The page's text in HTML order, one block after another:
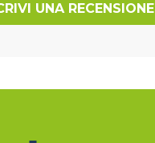
UNA RECENSIONE